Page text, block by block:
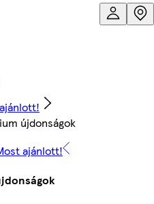
újdonságok
ajánlott!